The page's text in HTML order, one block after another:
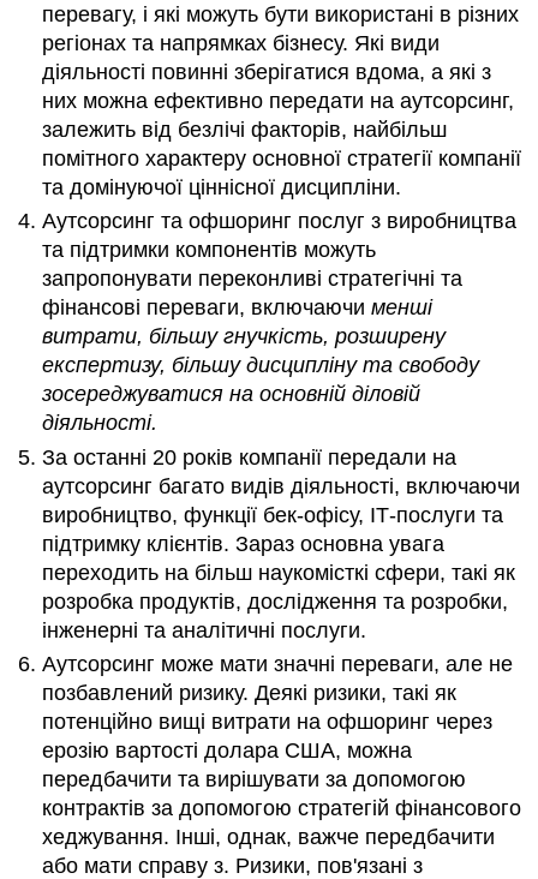
перевагу, і які можуть бути використані в різних
регіонах та напрямках бізнесу. Які види
діяльності повинні зберігатися вдома, а які з
них можна ефективно передати на аутсорсинг,
залежить від безлічі факторів, найбільш
помітного характеру основної стратегії компанії
та домінуючої ціннісної дисципліни.
Аутсорсинг та офшоринг послуг з виробництва
та підтримки компонентів можуть
запропонувати переконливі стратегічні та
фінансові переваги, включаючименші
витрати, більшу гнучкість, розширену
експертизу, більшу дисципліну та свободу
зосереджуватися на основній діловій
діяльності.
За останні 20 років компанії передали на
аутсорсинг багато видів діяльності, включаючи
виробництво, функції бек-офісу, ІТ-послуги та
підтримку клієнтів. Зараз основна увага
переходить на більш наукомісткі сфери, такі як
розробка продуктів, дослідження та розробки,
інженерні та аналітичні послуги.
Аутсорсинг може мати значні переваги, але не
позбавлений ризику. Деякі ризики, такі як
потенційно вищі витрати на офшоринг через
ерозію вартості долара США, можна
передбачити та вирішувати за допомогою
контрактів за допомогою стратегій фінансового
хеджування. Інші, однак, важче передбачити
або мати справу з. Ризики, пов'язані з